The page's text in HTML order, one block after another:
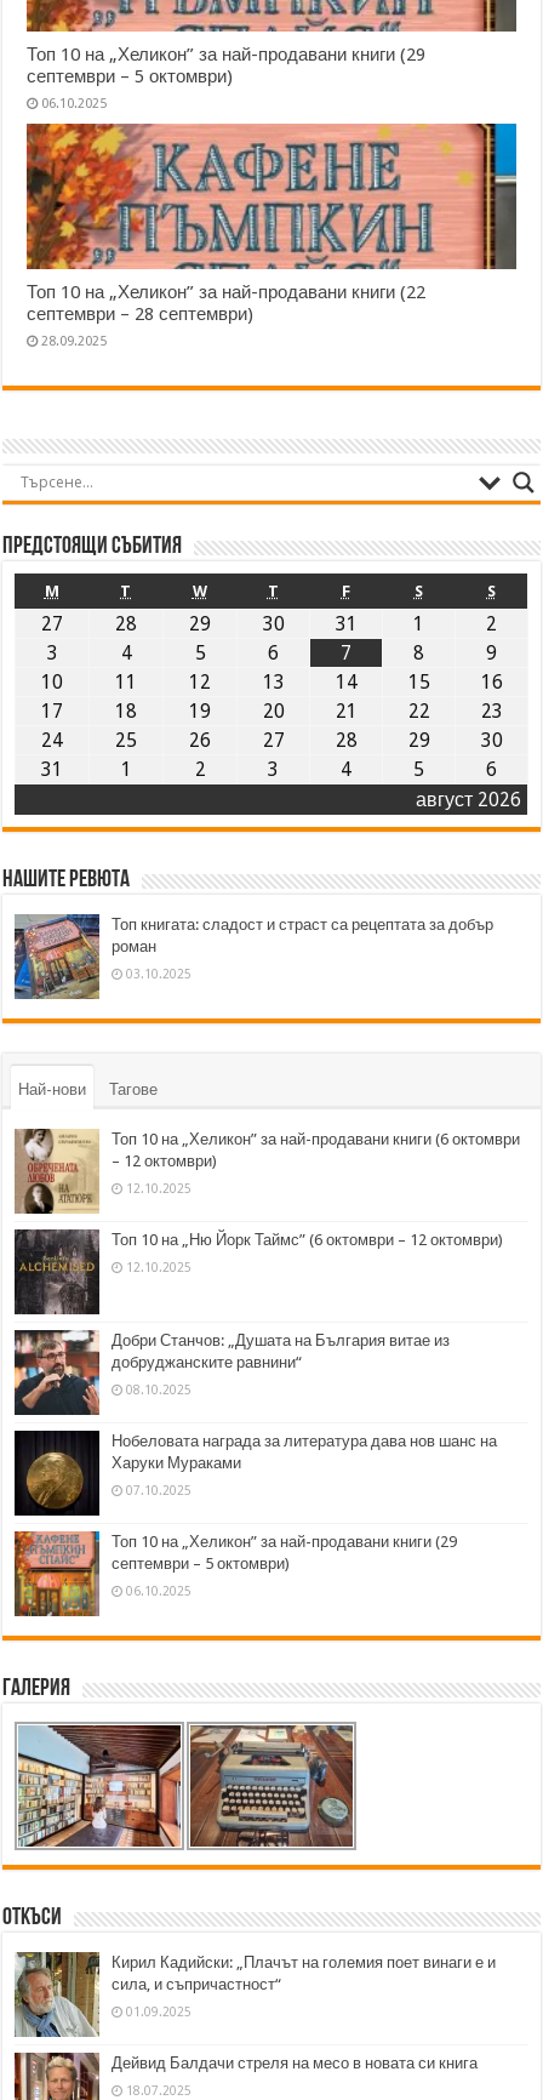
Топ 10 на „Хеликон” за най-продавани книги (29
септември – 5 октомври)
06.10.2025
Топ 10 на „Хеликон” за най-продавани книги (22
септември – 28 септември)
28.09.2025
Предстоящи събития
август 2026
M T W T F S S
27 28 29 30 31 1
2
3
4 5 6 7 8
9
10
11 12 13 14 15
16
17
18 19 20 21 22
23
24
25 26 27 28 29
30
31
1 2 3 4 5 6
Нашите ревюта
Топ книгата: сладост и страст са рецептата за добър
роман
03.10.2025
Най-нови Тагове
Топ 10 на „Хеликон” за най-продавани книги (6 октомври
– 12 октомври)
12.10.2025
Топ 10 на „Ню Йорк Таймс” (6 октомври – 12 октомври)
12.10.2025
Добри Станчов: „Душата на България витае из
добруджанските равнини“
08.10.2025
Нобеловата награда за литература дава нов шанс на
Харуки Мураками
07.10.2025
Топ 10 на „Хеликон” за най-продавани книги (29
септември – 5 октомври)
06.10.2025
Галерия
Откъси
Кирил Кадийски: „Плачът на големия поет винаги е и
сила, и съпричастност“
01.09.2025
Дейвид Балдачи стреля на месо в новата си книга
18.07.2025